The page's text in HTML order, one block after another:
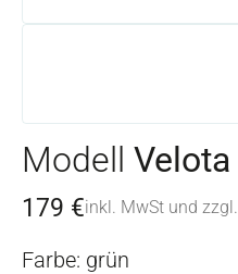
Modell Velota
179 €inkl. MwSt und zzgl.
Farbe: grün